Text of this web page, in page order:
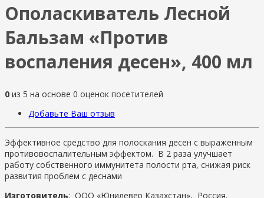
Ополаскиватель Лесной
Бальзам «Против
воспаления десен», 400 мл
0 из 5 на основе 0 оценок посетителей
Добавьте Ваш отзыв
Эффективное средство для полоскания десен с выраженным
противовоспалительным эффектом. В 2 раза улучшает
работу собственного иммунитета полости рта, снижая риск
развития проблем с деснами
Изготовитель: ООО «Юнилевер Казахстан», Россия.